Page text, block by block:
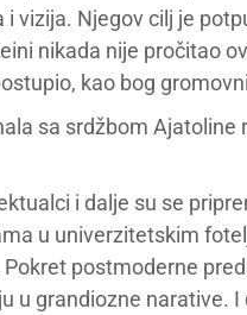
i vizija. Njegov cilj je
nikada nije pročitao
kao bog
sa srdžbom
i dalje su se
u univerzitetskim
postmoderne
u grandiozne narative.